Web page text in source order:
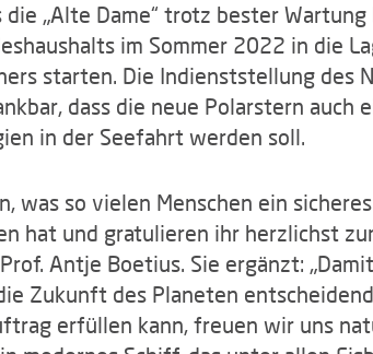
„Alte Dame“ trotz bester
im Sommer 2022 in die
starten. Die Indienststellung des
dass die neue Polarstern
in der Seefahrt werden soll.
was so vielen Menschen ein
hat und gratulieren ihr herzlichst
Antje Boetius. Sie ergänzt:
Zukunft des Planeten
erfüllen kann, freuen wir uns